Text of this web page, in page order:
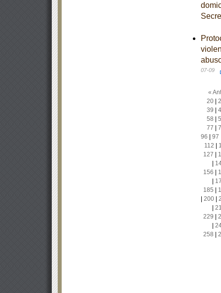
07-09
«
20|
39
58
77
96
97
112
127
156
185
200|
229
258